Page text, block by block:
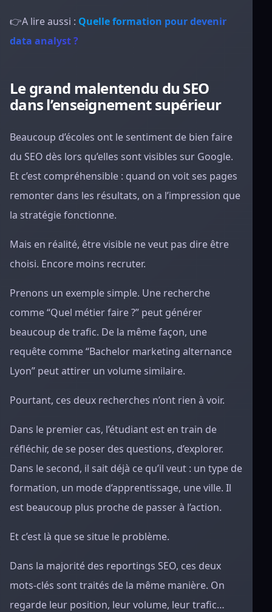
👉A lire aussi : Quelle formation pour devenir
data analyst ?
Le grand malentendu du SEO
dans l’enseignement supérieur
Beaucoup d’écoles ont le sentiment de bien faire
du SEO dès lors qu’elles sont visibles sur Google.
Et c’est compréhensible : quand on voit ses pages
remonter dans les résultats, on a l’impression que
la stratégie fonctionne.
Mais en réalité, être visible ne veut pas dire être
choisi. Encore moins recruter.
Prenons un exemple simple. Une recherche
comme “Quel métier faire ?” peut générer
beaucoup de trafic. De la même façon, une
requête comme “Bachelor marketing alternance
Lyon” peut attirer un volume similaire.
Pourtant, ces deux recherches n’ont rien à voir.
Dans le premier cas, l’étudiant est en train de
réfléchir, de se poser des questions, d’explorer.
Dans le second, il sait déjà ce qu’il veut : un type de
formation, un mode d’apprentissage, une ville. Il
est beaucoup plus proche de passer à l’action.
Et c’est là que se situe le problème.
Dans la majorité des reportings SEO, ces deux
mots-clés sont traités de la même manière. On
regarde leur position, leur volume, leur trafic…